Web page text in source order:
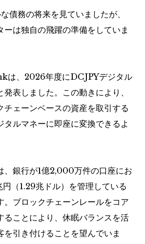
債務の将来を見ていましたが、
ーは独自の飛躍の準備をしていま
は、2026年度にDCJPYデジタル
表しました。この動きにより、
チェーンベースの資産を取引する
タルマネーに即座に変換できるよ
、銀行が1億2,000万件の口座にお
（1.29兆ドル）を管理している
。ブロックチェーンレールをコア
ることにより、休眠バランスを活
を引き付けることを望んでいま